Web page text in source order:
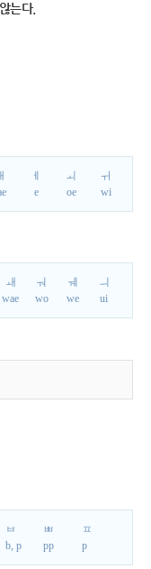
는다.
ㅐ
ㅔ
e
ㅚ
oe
ㅟ
wi
ㅙ
wae
ㅝ
wo
ㅞ
we
ㅢ
ui
ㅂ
b, p
ㅃ
pp
ㅍ
p